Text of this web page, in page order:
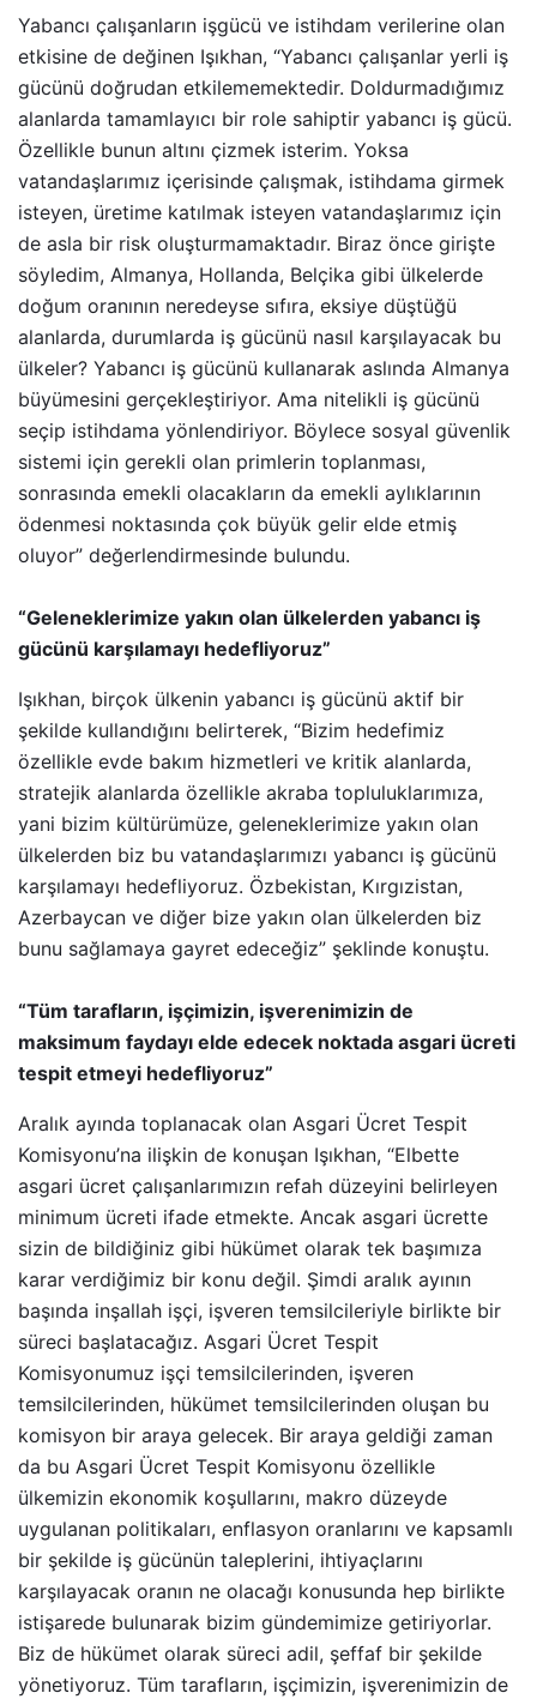
Yabancı çalışanların işgücü ve istihdam verilerine olan
etkisine de değinen Işıkhan, “Yabancı çalışanlar yerli iş
gücünü doğrudan etkilememektedir. Doldurmadığımız
alanlarda tamamlayıcı bir role sahiptir yabancı iş gücü.
Özellikle bunun altını çizmek isterim. Yoksa
vatandaşlarımız içerisinde çalışmak, istihdama girmek
isteyen, üretime katılmak isteyen vatandaşlarımız için
de asla bir risk oluşturmamaktadır. Biraz önce girişte
söyledim, Almanya, Hollanda, Belçika gibi ülkelerde
doğum oranının neredeyse sıfıra, eksiye düştüğü
alanlarda, durumlarda iş gücünü nasıl karşılayacak bu
ülkeler? Yabancı iş gücünü kullanarak aslında Almanya
büyümesini gerçekleştiriyor. Ama nitelikli iş gücünü
seçip istihdama yönlendiriyor. Böylece sosyal güvenlik
sistemi için gerekli olan primlerin toplanması,
sonrasında emekli olacakların da emekli aylıklarının
ödenmesi noktasında çok büyük gelir elde etmiş
oluyor” değerlendirmesinde bulundu.
“Geleneklerimize yakın olan ülkelerden yabancı iş
gücünü karşılamayı hedefliyoruz”
Işıkhan, birçok ülkenin yabancı iş gücünü aktif bir
şekilde kullandığını belirterek, “Bizim hedefimiz
özellikle evde bakım hizmetleri ve kritik alanlarda,
stratejik alanlarda özellikle akraba topluluklarımıza,
yani bizim kültürümüze, geleneklerimize yakın olan
ülkelerden biz bu vatandaşlarımızı yabancı iş gücünü
karşılamayı hedefliyoruz. Özbekistan, Kırgızistan,
Azerbaycan ve diğer bize yakın olan ülkelerden biz
bunu sağlamaya gayret edeceğiz” şeklinde konuştu.
“Tüm tarafların, işçimizin, işverenimizin de
maksimum faydayı elde edecek noktada asgari ücreti
tespit etmeyi hedefliyoruz”
Aralık ayında toplanacak olan Asgari Ücret Tespit
Komisyonu’na ilişkin de konuşan Işıkhan, “Elbette
asgari ücret çalışanlarımızın refah düzeyini belirleyen
minimum ücreti ifade etmekte. Ancak asgari ücrette
sizin de bildiğiniz gibi hükümet olarak tek başımıza
karar verdiğimiz bir konu değil. Şimdi aralık ayının
başında inşallah işçi, işveren temsilcileriyle birlikte bir
süreci başlatacağız. Asgari Ücret Tespit
Komisyonumuz işçi temsilcilerinden, işveren
temsilcilerinden, hükümet temsilcilerinden oluşan bu
komisyon bir araya gelecek. Bir araya geldiği zaman
da bu Asgari Ücret Tespit Komisyonu özellikle
ülkemizin ekonomik koşullarını, makro düzeyde
uygulanan politikaları, enflasyon oranlarını ve kapsamlı
bir şekilde iş gücünün taleplerini, ihtiyaçlarını
karşılayacak oranın ne olacağı konusunda hep birlikte
istişarede bulunarak bizim gündemimize getiriyorlar.
Biz de hükümet olarak süreci adil, şeffaf bir şekilde
yönetiyoruz. Tüm tarafların, işçimizin, işverenimizin de